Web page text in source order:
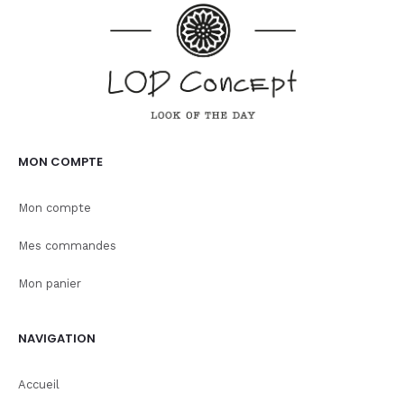
MON COMPTE
Mon compte
Mes commandes
Mon panier
NAVIGATION
Accueil